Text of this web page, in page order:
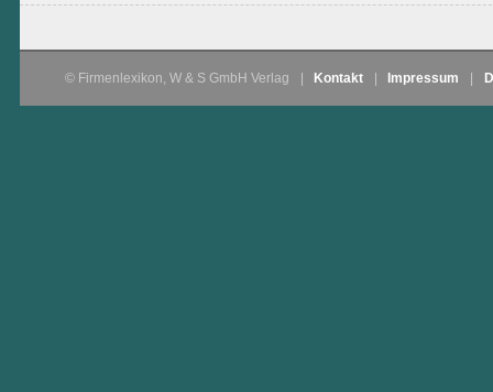
© Firmenlexikon, W & S GmbH Verlag Kontakt Impressum